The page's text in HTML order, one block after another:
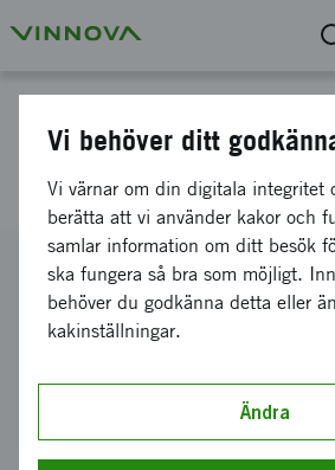
Homescreen
Diarienummer
2014-05531
Koordinator
150 000 kronor
Vi behöver ditt
Vi värnar om din digitala integritet
berätta att vi använder kakor och
samlar information om ditt besök
ska fungera så bra som möjligt.
behöver du godkänna detta eller
kakinställningar.
Ändra